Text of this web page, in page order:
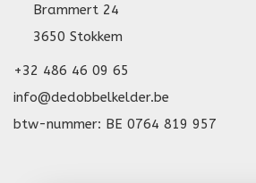
Brammert 24
3650 Stokkem
+32 486 46 09 65
info@dedobbelkelder.be
btw-nummer: BE 0764 819 957